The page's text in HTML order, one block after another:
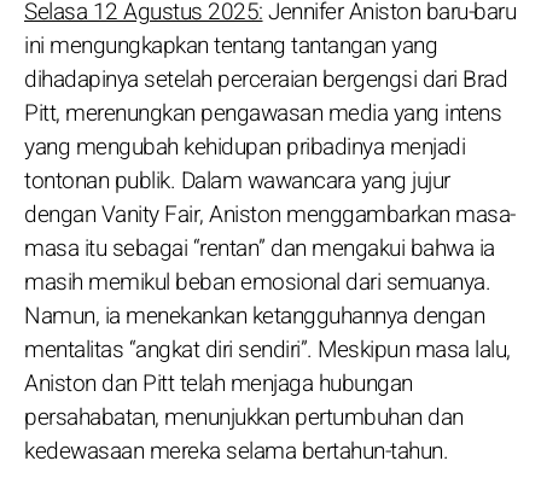
Selasa 12 Agustus 2025:Jennifer Aniston baru-baru
ini mengungkapkan tentang tantangan yang
dihadapinya setelah perceraian bergengsi dari Brad
Pitt, merenungkan pengawasan media yang intens
yang mengubah kehidupan pribadinya menjadi
tontonan publik. Dalam wawancara yang jujur
dengan Vanity Fair, Aniston menggambarkan masa-
masa itu sebagai “rentan” dan mengakui bahwa ia
masih memikul beban emosional dari semuanya.
Namun, ia menekankan ketangguhannya dengan
mentalitas “angkat diri sendiri”. Meskipun masa lalu,
Aniston dan Pitt telah menjaga hubungan
persahabatan, menunjukkan pertumbuhan dan
kedewasaan mereka selama bertahun-tahun.